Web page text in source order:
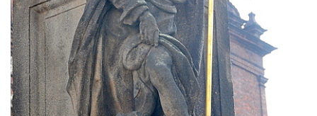
Sloup Panny Marie v Českém Krumlově
Sloup Nejsvětější Trojice v Brtníkách
Sloup Nejsvětější Trojice (v Horním
Podluží) v Rybništi
Sloup Panny Marie ve Cvikově